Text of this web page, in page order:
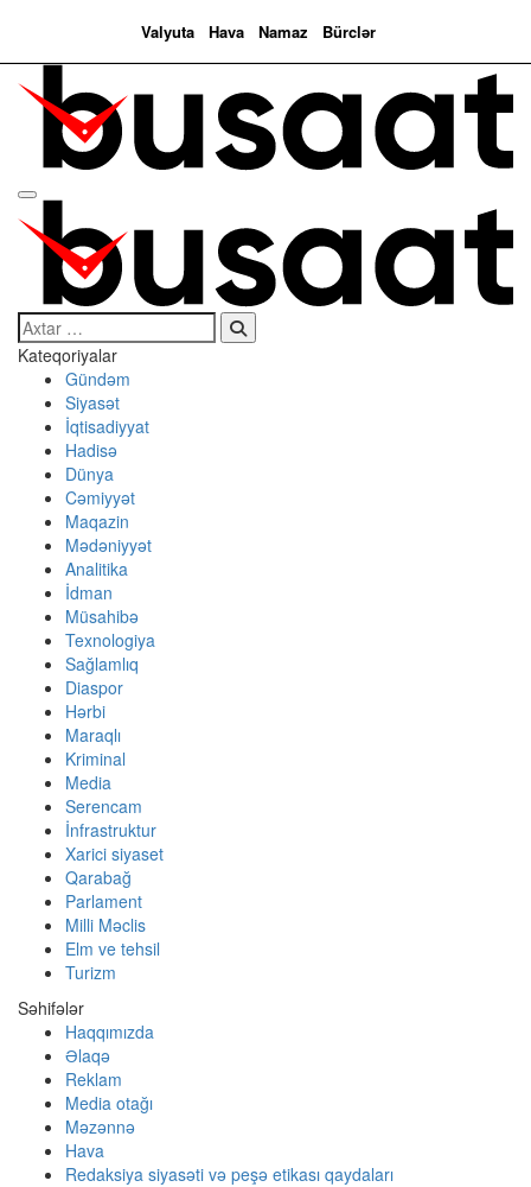
Valyuta Hava Namaz Bürclər
Search…
Kateqoriyalar
Gündəm
Siyasət
İqtisadiyyat
Hadisə
Dünya
Cəmiyyət
Maqazin
Mədəniyyət
Analitika
İdman
Müsahibə
Texnologiya
Sağlamlıq
Diaspor
Hərbi
Maraqlı
Kriminal
Media
Serencam
İnfrastruktur
Xarici siyaset
Qarabağ
Parlament
Milli Məclis
Elm ve tehsil
Turizm
Səhifələr
Haqqımızda
Əlaqə
Reklam
Media otağı
Məzənnə
Hava
Redaksiya siyasəti və peşə etikası qaydaları